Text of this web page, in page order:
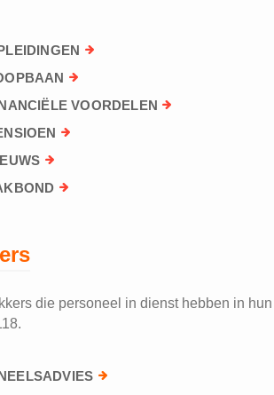
VOORDELEN
die personeel in dienst hebben in